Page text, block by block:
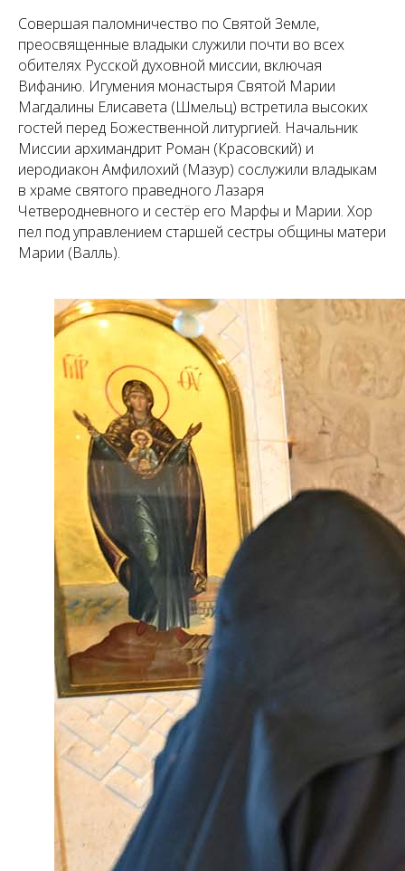
Совершая паломничество по Святой Земле,
преосвященные владыки служили почти во всех
обителях Русской духовной миссии, включая
Вифанию. Игумения монастыря Святой Марии
Магдалины Елисавета (Шмельц) встретила высоких
гостей перед Божественной литургией. Начальник
Миссии архимандрит Роман (Красовский) и
иеродиакон Амфилохий (Мазур) сослужили владыкам
в храме святого праведного Лазаря
Четверодневного и сестёр его Марфы и Марии. Хор
пел под управлением старшей сестры общины матери
Марии (Валль).